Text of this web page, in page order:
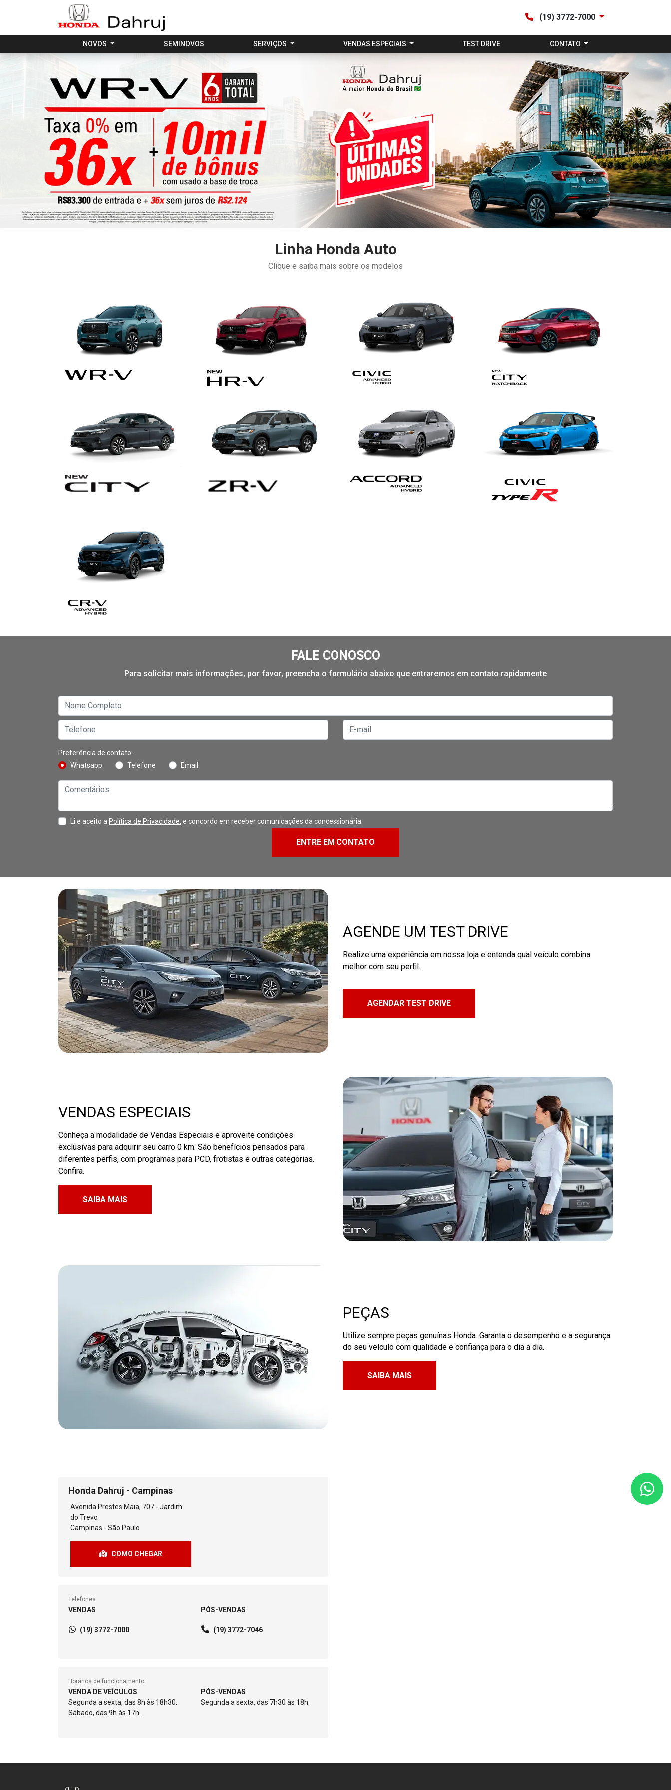
(19) 3772-7000
NOVOS SEMINOVOS SERVIÇOS VENDAS ESPECIAIS TEST DRIVE CONTATO
Linha Honda Auto
Clique e saiba mais sobre os modelos
FALE CONOSCO
Para solicitar mais informações, por favor, preencha o formulário abaixo que entraremos em contato rapidamente
Preferência de contato:
Whatsapp
Telefone Email
Li e aceito a Política de Privacidade. e concordo em receber comunicações da concessionária.
ENTRE EM CONTATO
AGENDE UM TEST DRIVE
Realize uma experiência em nossa loja e entenda qual veículo combina
melhor com seu perfil.
AGENDAR TEST DRIVE
VENDAS ESPECIAIS
Conheça a modalidade de Vendas Especiais e aproveite condições
exclusivas para adquirir seu carro 0 km. São benefícios pensados para
diferentes perfis, com programas para PCD, frotistas e outras categorias.
Confira.
SAIBA MAIS
PEÇAS
Utilize sempre peças genuínas Honda. Garanta o desempenho e a segurança
do seu veículo com qualidade e confiança para o dia a dia.
SAIBA MAIS
Honda Dahruj - Campinas
Avenida Prestes Maia, 707 - Jardim
do Trevo
Campinas - São Paulo
COMO CHEGAR
Telefones
VENDAS
(19) 3772-7000
PÓS-VENDAS
(19) 3772-7046
Horários de funcionamento
VENDA DE VEÍCULOS
Segunda a sexta, das 8h às 18h30.
Sábado, das 9h às 17h.
PÓS-VENDAS
Segunda a sexta, das 7h30 às 18h.